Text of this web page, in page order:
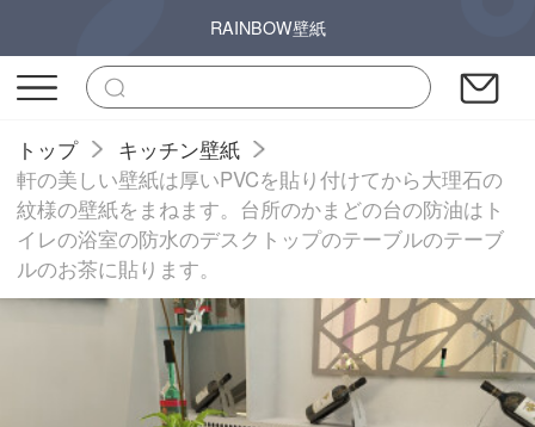
RAINBOW壁紙
トップ
キッチン壁紙
軒の美しい壁紙は厚いPVCを貼り付けてから大理石の
紋様の壁紙をまねます。台所のかまどの台の防油はト
イレの浴室の防水のデスクトップのテーブルのテーブ
ルのお茶に貼ります。